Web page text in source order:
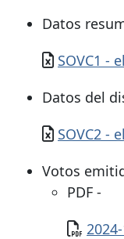
Datos
Documento
SOVC1 -
Datos del
Documento
SOVC2 -
Votos
PDF -